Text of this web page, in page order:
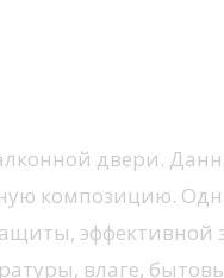
двери.
композицию.
эффективной
влаге,